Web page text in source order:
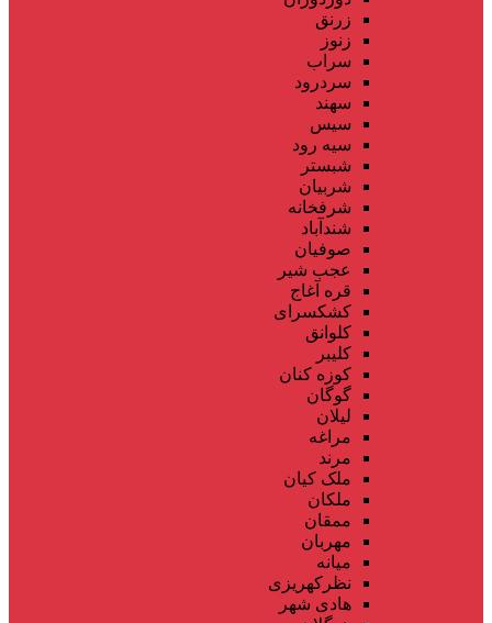
زرنق
زنوز
سراب
سردرود
سهند
سیس
سیه رود
شبستر
شربیان
شرفخانه
شندآباد
صوفیان
عجب شیر
قره آغاج
کشکسرای
کلوانق
کلیبر
کوزه کنان
گوگان
لیلان
مراغه
مرند
ملک کیان
ملکان
ممقان
مهربان
میانه
نظرکهریزی
هادی شهر